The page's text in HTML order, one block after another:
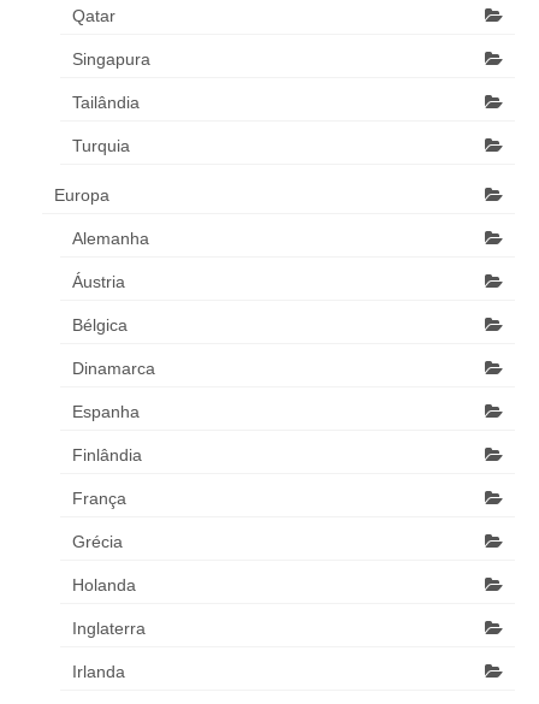
Qatar
Singapura
Tailândia
Turquia
Europa
Alemanha
Áustria
Bélgica
Dinamarca
Espanha
Finlândia
França
Grécia
Holanda
Inglaterra
Irlanda